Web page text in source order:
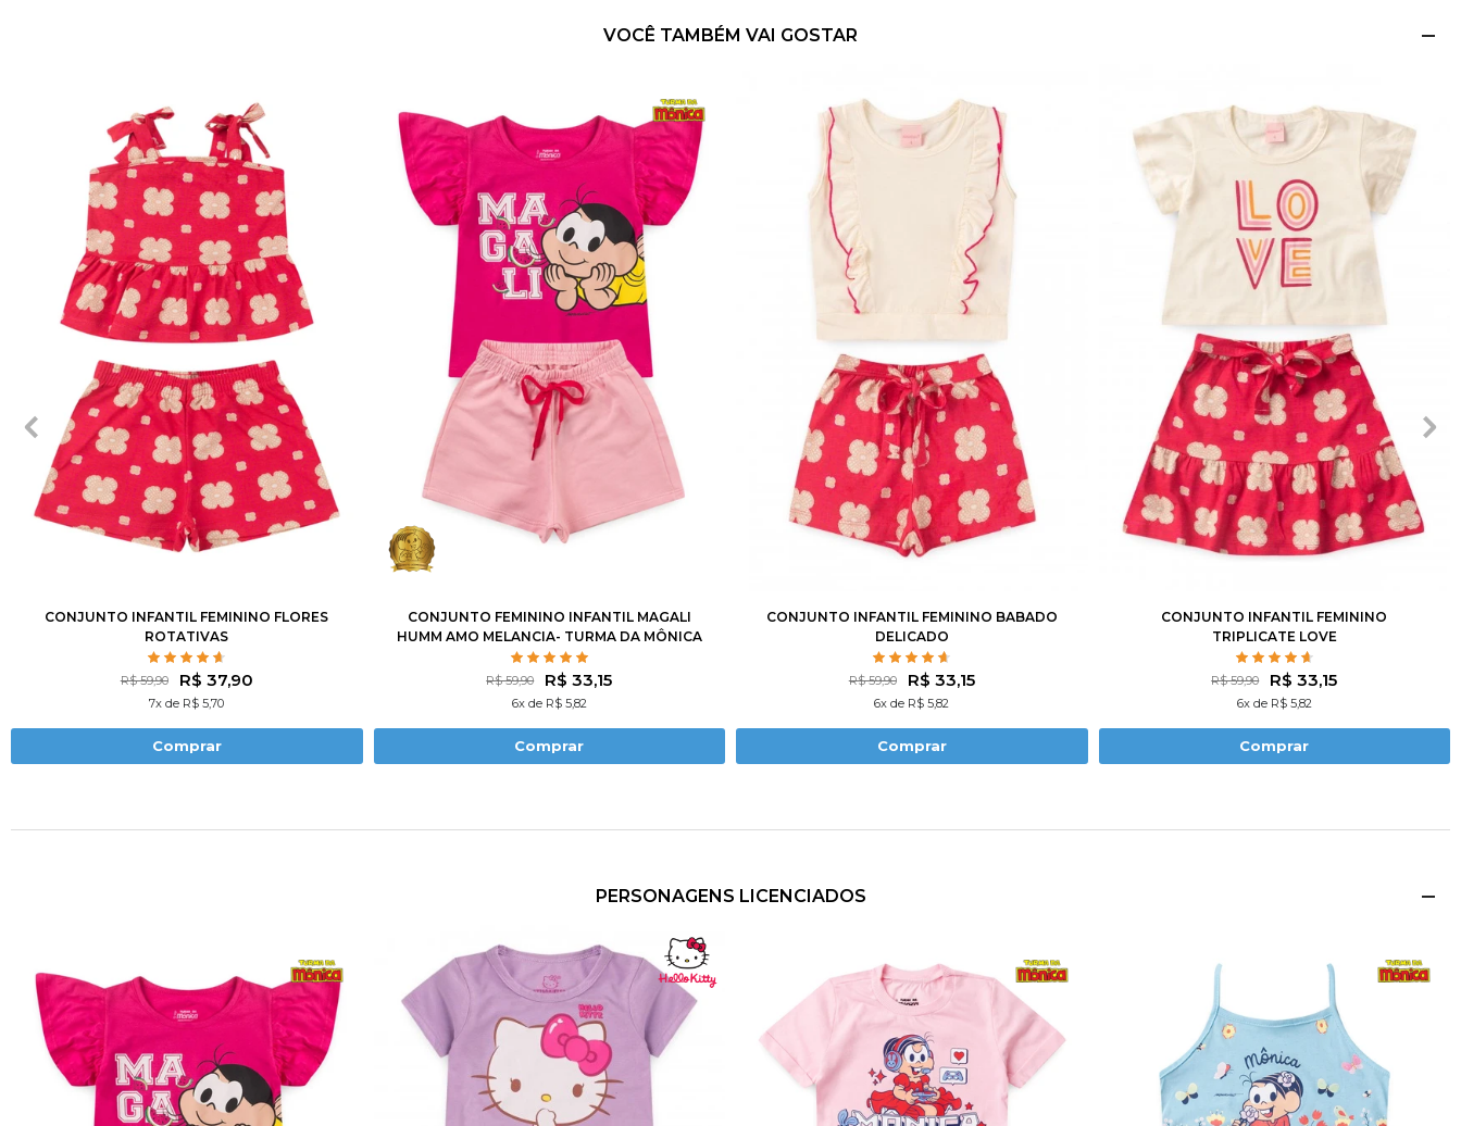
VOCÊ TAMBÉM VAI GOSTAR
CONJUNTO INFANTIL FEMININO FLORES
ROTATIVAS
R$ 59,90 R$ 37,90
7x de R$ 5,70
Comprar
1
CONJUNTO FEMININO INFANTIL MAGALI
HUMM AMO MELANCIA- TURMA DA MÔNICA
R$ 59,90 R$ 33,15
6x de R$ 5,82
Comprar
CONJUNTO INFANTIL FEMININO BABADO
DELICADO
R$ 59,90 R$ 33,15
6x de R$ 5,82
Comprar
CONJUNTO INFANTIL FEMININO
TRIPLICATE LOVE
R$ 59,90 R$ 33,15
6x de R$ 5,82
Comprar
PERSONAGENS LICENCIADOS